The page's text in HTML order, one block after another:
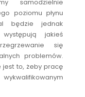
samodzielnie
poziomu płynu
będzie jednak
jakieś
się
problemów.
jest to, żeby pracę